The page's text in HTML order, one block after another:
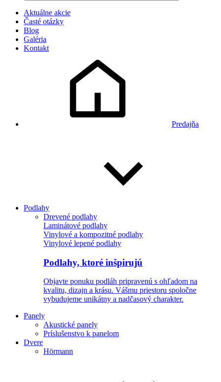
Aktuálne akcie
Časté otázky
Blog
Galéria
Kontakt
Predajňa
Podlahy
Drevené podlahy
Laminátové podlahy
Vinylové a kompozitné podlahy
Vinylové lepené podlahy
Podlahy, ktoré inšpirujú
Objavte ponuku podláh pripravenú s ohľadom na
kvalitu, dizajn a krásu. Vášmu priestoru spoločne
vybudujeme unikátny a nadčasový charakter.
Panely
Akustické panely
Príslušenstvo k panelom
Dvere
Hörmann